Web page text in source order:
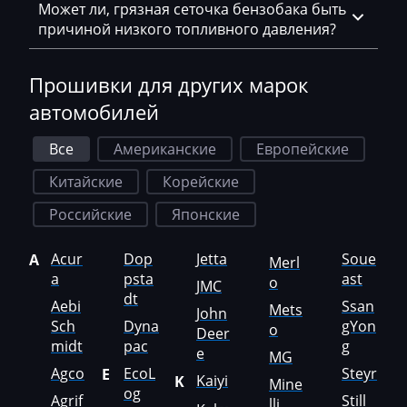
Haval
Hidromek
Hino
Hitachi
Honda
Hongqi
Howo
Huanghai
Hummer
Может ли, грязная сеточка бензобака быть
причиной низкого топливного давления?
Прошивки для других марок
автомобилей
Все Американские
Европейские
Китайские
Корейские
Российские
Японские
A Acur
a
Aebi
Sch
midt
Agco
Agrif
Dop
psta
dt
Dyna
pac
E
EcoL
og
Jetta
JMC
John
Deer
e
K
Kaiyi
Merl
o
Mets
o
MG
Mine
Soue
ast
Ssan
gYon
g
Steyr
Still